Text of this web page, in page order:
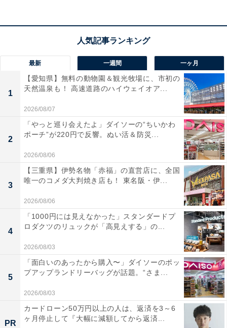
子ども・高齢者：310円
宿泊：可（敷地内にコテージが用意されており、宿泊利
用が可能）
あわせて読みたい
【茨城県の人気温泉】「ふれあいセンター湯
楽々（ゆらら）」はコテージ宿泊もできる憩
いのリゾート施設
最新 一週間 一ヶ月
1
【愛知県】無料の動物園＆観光牧場に、市初の
天然温泉も！ 高速道路のハイウェイオア...
2026/08/07
2
「やっと巡り会えたよ」ダイソーの“ちいかわ
ポーチ”が220円で反響。ぬい活＆防災...
2026/08/06
3
【三重県】伊勢名物「赤福」の直営店に、全国
唯一のコメダ大判焼き店も！ 東名阪・伊...
2026/08/06
4
「1000円には見えなかった」スタンダードプ
ロダクツのリュックが「高見えする」の...
2026/08/03
5
「面白いのあったから購入〜」ダイソーのポッ
プアップランドリーバッグが話題。“さま...
2026/08/03
PR
カードローン50万円以上の人は、返済を3～6
ヶ月停止して『大幅に減額してから返済...